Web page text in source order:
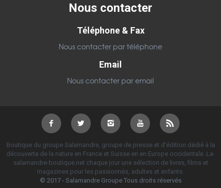
Nous contacter
Téléphone & Fax
Nous contacter par téléphone
Email
Nous contacter par email
Boutique du groupe Salamandre, groupe de presse et d’édition dédié à la
découverte de la nature en France et Suisse en en Europe occidentale. La-
salamandre-boutique.net chaque jour une sélection de livres, films et
magazines pour les passionnés, adultes et enfants.
© 2017 - Salamandre Groupe Tous droits réservés